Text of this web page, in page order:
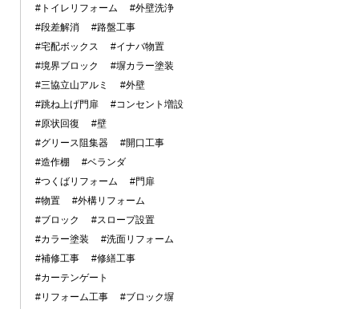
#トイレリフォーム
#外壁洗浄
#段差解消
#路盤工事
#宅配ボックス
#イナバ物置
#境界ブロック
#塀カラー塗装
#三協立山アルミ
#外壁
#跳ね上げ門扉
#コンセント増設
#原状回復
#壁
#グリース阻集器
#開口工事
#造作棚
#ベランダ
#つくばリフォーム
#門扉
#物置
#外構リフォーム
#ブロック
#スロープ設置
#カラー塗装
#洗面リフォーム
#補修工事
#修繕工事
#カーテンゲート
#リフォーム工事
#ブロック塀